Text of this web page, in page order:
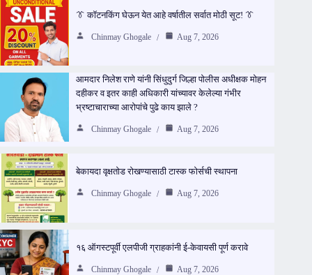
👔 कॉटनकिंग घेऊन येत आहे वर्षातील सर्वात मोठी सूट! 👔
Chinmay Ghogale Aug 7, 2026
आमदार निलेश राणे यांनी सिंधुदुर्ग जिल्हा पोलीस अधीक्षक मोहन
दहीकर व इतर काही अधिकारी यांच्यावर केलेल्या गंभीर
भ्रष्टाचाराच्या आरोपांचे पुढे काय झाले ?
Chinmay Ghogale Aug 7, 2026
बेकायदा वृक्षतोड रोखण्यासाठी टास्क फोर्सची स्थापना
Chinmay Ghogale Aug 7, 2026
१६ ऑगस्टपूर्वी एलपीजी ग्राहकांनी ई-केवायसी पूर्ण करावे
Chinmay Ghogale Aug 7, 2026